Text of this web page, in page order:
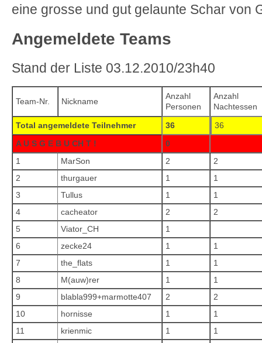
eine grosse und gut gelaunte Schar von
Angemeldete Teams
Stand der Liste 03.12.2010/23h40
Team-Nr. Nickname
Anzahl
Personen
Anzahl
Nachtessen
Total angemeldete Teilnehmer
36
36
A U S G E B U CH T !
0
1
MarSon 2
2
2
thurgauer 1
1
3
Tullus 1
1
4
cacheator 2
2
5
Viator_CH
1
6
zecke24 1
1
7
the_flats 1
1
8
M(auw)rer 1
1
9
blabla999+marmotte407 2
2
10
hornisse 1
1
11
krienmic 1
1